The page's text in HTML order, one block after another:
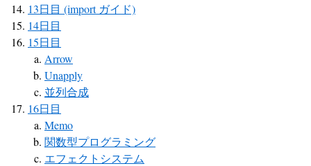
13日目 (import ガイド)
14日目
15日目
Arrow
Unapply
並列合成
16日目
Memo
関数型プログラミング
エフェクトシステム